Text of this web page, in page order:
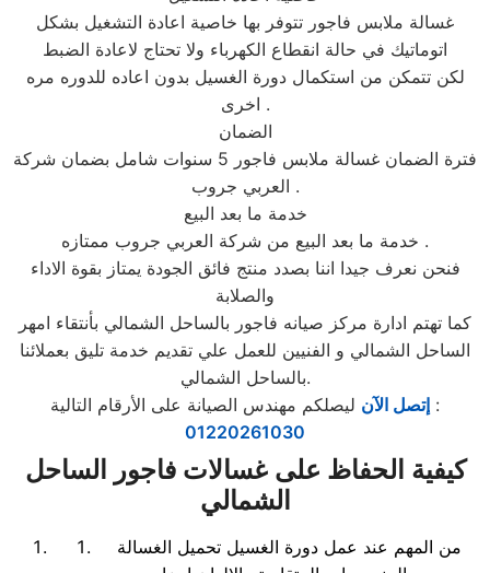
غسالة ملابس فاجور تتوفر بها خاصية اعادة التشغيل بشكل
اتوماتيك في حالة انقطاع الكهرباء ولا تحتاج لاعادة الضبط
لكن تتمكن من استكمال دورة الغسيل بدون اعاده للدوره مره
اخرى .
الضمان
فترة الضمان غسالة ملابس فاجور 5 سنوات شامل بضمان شركة
العربي جروب .
خدمة ما بعد البيع
خدمة ما بعد البيع من شركة العربي جروب ممتازه .
فنحن نعرف جيدا اننا بصدد منتج فائق الجودة يمتاز بقوة الاداء
والصلابة
كما تهتم ادارة مركز صيانه فاجور بالساحل الشمالي بأنتقاء امهر
الساحل الشمالي و الفنيين للعمل علي تقديم خدمة تليق بعملائنا
بالساحل الشمالي.
إتصل الآن ليصلكم مهندس الصيانة على الأرقام التالية :
01220261030
كيفية الحفاظ على غسالات فاجور الساحل
الشمالي
من المهم عند عمل دورة الغسيل تحميل الغسالة